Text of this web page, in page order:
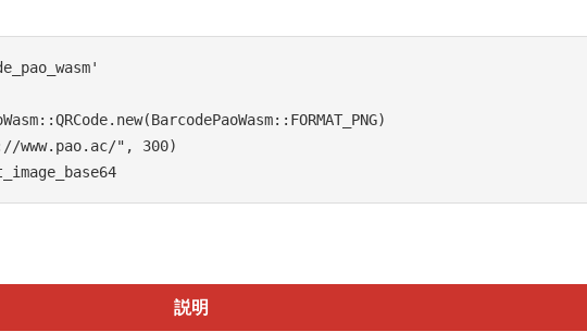
www.pao.ac/", 300)
説明